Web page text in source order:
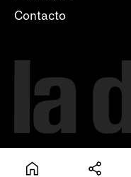
Contacto